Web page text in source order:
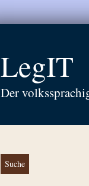
LegIT
Der
Suche